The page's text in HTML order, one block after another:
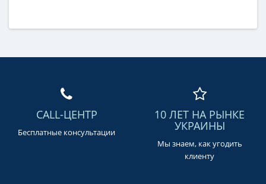
CALL-ЦЕНТР
Бесплатные консультации
10 ЛЕТ НА РЫНКЕ
УКРАИНЫ
Мы знаем, как угодить
клиенту